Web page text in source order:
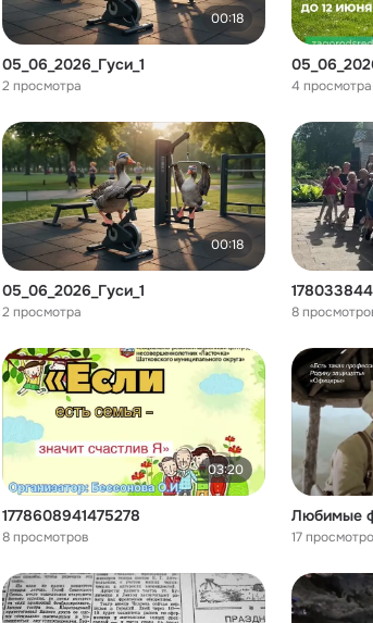
00:18
05_06_2026_Гуси_1
2 просмотра 4 просмотра
00:18
05_06_2026_Гуси_1
2 просмотра 8
03:20
1778608941475278
8 просмотров 17